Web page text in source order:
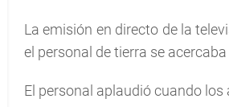
La emisión en directo de la
el personal de tierra se
El personal aplaudió cuando